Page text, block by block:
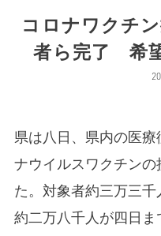
コロナワクチ
者ら完了 希
県は八日、県内の医
ナウイルスワクチン
た。対象者約三万三
約二万八千人が四日ま